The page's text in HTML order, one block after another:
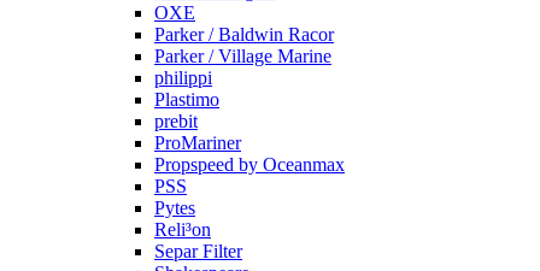
OXE
Parker / Baldwin Racor
Parker / Village Marine
philippi
Plastimo
prebit
ProMariner
Propspeed by Oceanmax
PSS
Pytes
Reli³on
Separ Filter